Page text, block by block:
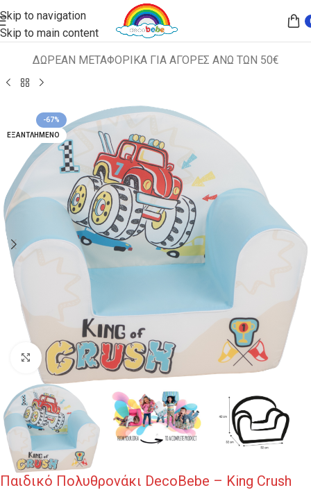
Skip to navigation
Skip to main content
ΔΩΡΕΑΝ ΜΕΤΑΦΟΡΙΚΑ ΓΙΑ ΑΓΟΡΕΣ ΑΝΩ ΤΩΝ 50€
Αρχική σελίδα ΠΑΙΔΙΚΑ ΚΑΘΙΣΜΑΤΑ ΠΟΛΥΘΡΟΝΑΚΙΑ
-67%
ΕΞΑΝΤΛΗΜΈΝΟ
Κλικ για μεγέθυνση
Παιδικό Πολυθρονάκι DecoBebe – King Crush